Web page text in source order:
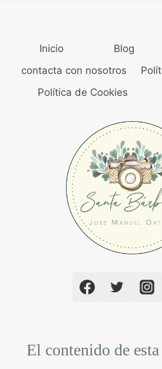
Inicio Blog
contacta con nosotros
Política de Cookies
El contenido de